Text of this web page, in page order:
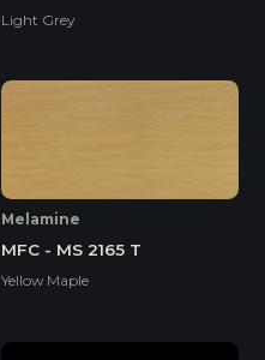
Light Grey
Melamine
MFC - MS 2165 T
Yellow Maple